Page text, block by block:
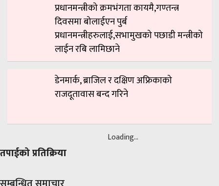
प्रधानमन्त्रीको क्रमभंगता कायमै,गण्तन्त्र
दिवसमा बोलाईएन पुर्ब
प्रधानमन्त्रीहरुलाई,सभामुखको पछाडी मन्त्रीको
लाईन रबि लामिछाने
डेनमार्क, ब्राजिल र दक्षिण अफ्रिकाको
राजदूतावास बन्द गरिने
तपाईको प्रतिक्रिया
Loading...